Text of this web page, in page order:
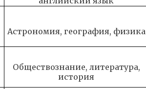
Астрономия, география, физика
Обществознание, литература,
история